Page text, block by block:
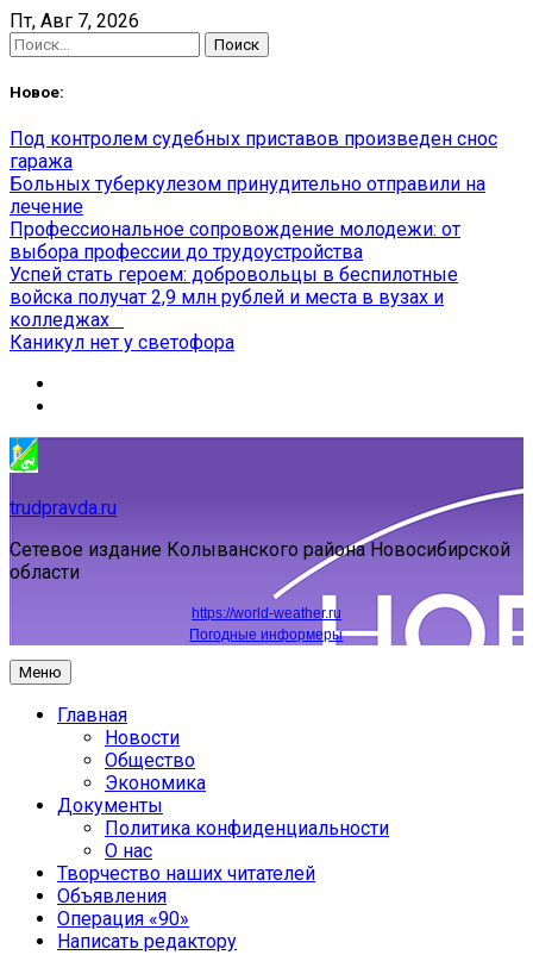
Skip
to
content
Пт, Авг 7, 2026
Найти:
Новое:
Под контролем судебных приставов произведен снос
гаража
Больных туберкулезом принудительно отправили на
лечение
Профессиональное сопровождение молодежи: от
выбора профессии до трудоустройства
Успей стать героем: добровольцы в беспилотные
войска получат 2,9 млн рублей и места в вузах и
колледжах
Каникул нет у светофора
trudpravda.ru
Сетевое издание Колыванского района Новосибирской
области
https://world-weather.ru
Погодные информеры
Меню
Главная
Новости
Общество
Экономика
Документы
Политика конфиденциальности
О нас
Творчество наших читателей
Объявления
Операция «90»
Написать редактору